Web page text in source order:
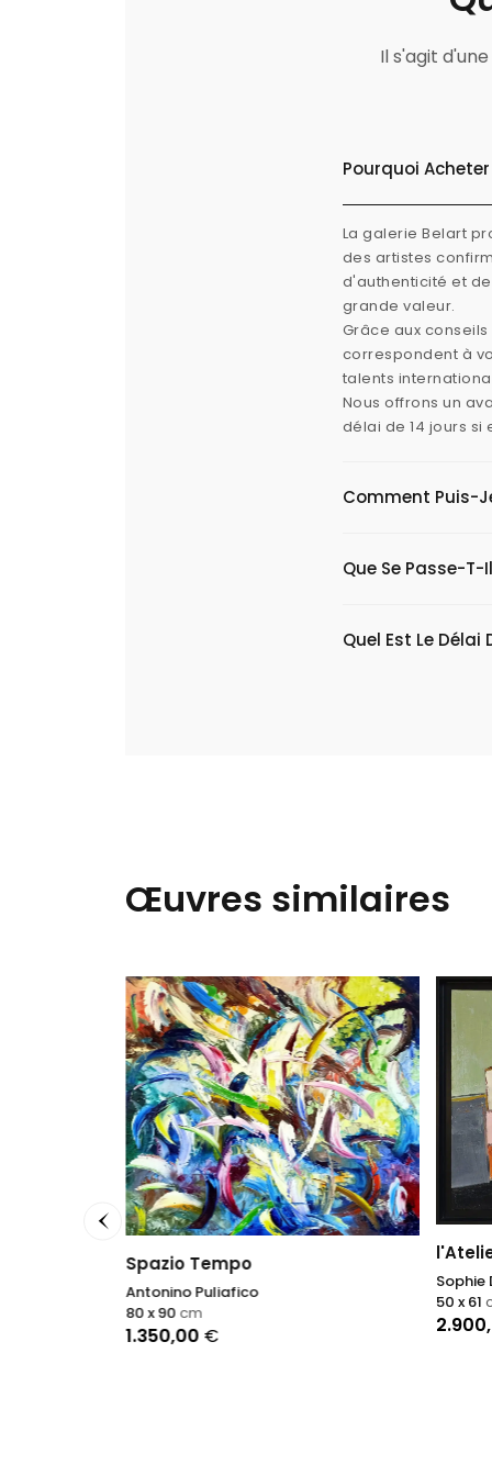
Il s'agit
Pourquoi
La galerie Belart
des artistes
d'authenticité et
grande valeur.
Grâce aux
correspondent à
talents
Nous offrons un
délai de 14 jours si
Comment Puis-
Que Se Passe-
Quel Est Le Délai
Œuvres similaires
Spazio Tempo
Antonino Puliafico
1.350,00 €
80 x 90 cm
Sophie
50 x 61